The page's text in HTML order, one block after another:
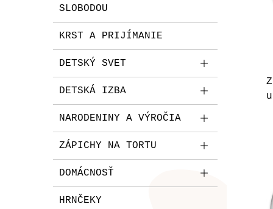
SLOBODOU
KRST A PRIJÍMANIE
DETSKÝ SVET
DETSKÁ IZBA
NARODENINY A VÝROČIA
ZÁPICHY NA TORTU
DOMÁCNOSŤ
HRNČEKY